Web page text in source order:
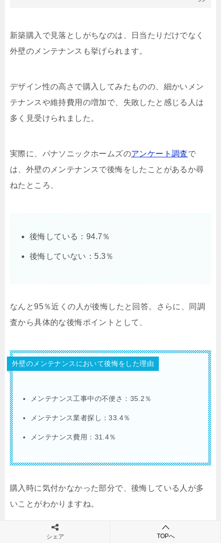
新築購入で見落としがちなのは、日当たりだけでなく
外壁のメンテナンスも挙げられます。
デザイン性の高さで購入してみたものの、細かいメン
テナンスや維持費用の増加で、失敗したと感じる人は
多く見受けられました。
実際に、パナソニックホームズのアンケート調査で
は、外壁のメンテナンスで後悔をしたことがあるか尋
ねたところ、
後悔している：94.7％
後悔していない：5.3％
なんと95％近くの人が後悔したと回答。さらに、同調
査から具体的な後悔ポイントとして、
外壁のメンテナンスにおいて後悔をした理由
メンテナンス工事中の不便さ：35.2％
メンテナンス業者探し：33.4％
メンテナンス費用：31.4％
購入時に気付かなかった部分で、後悔している人が多
いことがわかりますね。
したがって、外壁に関しては購入前にメンテナンスの
シェア TOPへ